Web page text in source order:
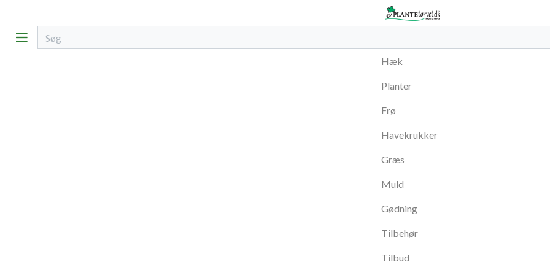
Hæk
Planter
Frø
Havekrukker
Græs
Muld
Gødning
Tilbehør
Tilbud